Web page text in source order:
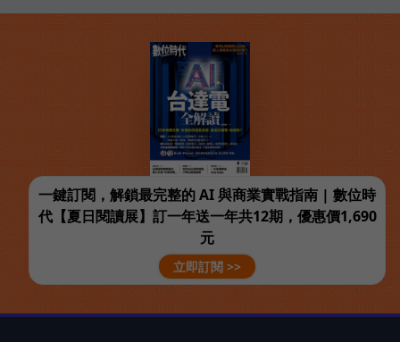
一鍵訂閱，解鎖最完整的 AI 與商業實戰指南 | 數位時
代【夏日閱讀展】訂一年送一年共12期，優惠價1,690
元
立即訂閱 >>